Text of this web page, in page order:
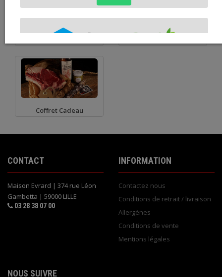
LE CAVIAR FRANÇAIS
COLLECTION PLATEAUX
Coffret Cadeau
CONTACT
Maison Evrard | 374 rue Léon
Gambetta | 59000 LILLE
03 28 38 07 00
INFORMATION
Contactez nous
Conditions de retrait / livraison
Allergènes
Conditions de vente
Mentions légales
NOUS SUIVRE